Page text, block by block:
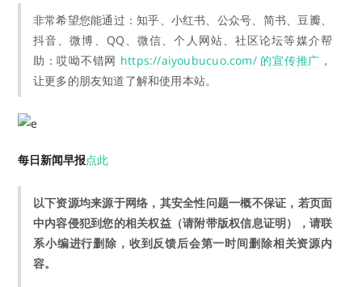
非常希望您能通过：知乎、小红书、公众号、简书、豆瓣、
抖音、微博、QQ、微信、个人网站、社区论坛等媒介帮
助：哎呦不错网 https://aiyoubucuo.com/ 的宣传推广 ，
让更多的朋友知道了解和使用本站。
每日新闻早报点此
以下资源均来源于网络，其安全性问题一概不保证，若页面
中内容侵犯到您的相关权益（请附带版权信息证明），请联
系小编进行删除，收到反馈后会第一时间删除相关资源内
容。